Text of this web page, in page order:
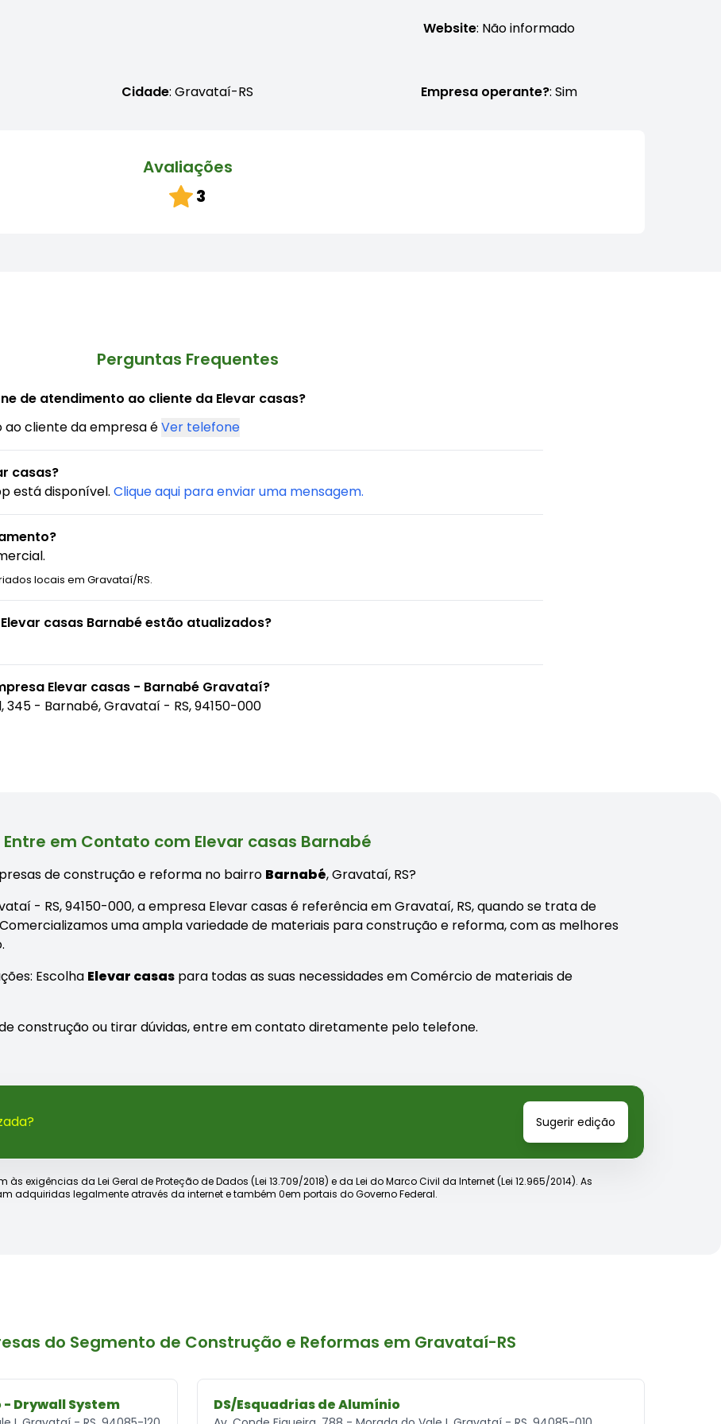
Website: Não informado
Cidade: Gravataí-RS Empresa operante?: Sim
Avaliações
3
Perguntas Frequentes
de atendimento ao cliente da Elevar casas?
cliente da empresa éVer telefone
casas?
está disponível. Clique aqui para enviar uma mensagem.
locais em Gravataí/RS.
casas Barnabé estão atualizados?
Elevar casas - Barnabé Gravataí?
345 - Barnabé, Gravataí - RS, 94150-000
Entre em Contato com Elevar casas Barnabé
de construção e reforma no bairro Barnabé, Gravataí, RS?
- RS, 94150-000, a empresa Elevar casas é referência em Gravataí, RS, quando se trata de
uma ampla variedade de materiais para construção e reforma, com as melhores
Escolha Elevar casas para todas as suas necessidades em Comércio de materiais de
construção ou tirar dúvidas, entre em contato diretamente pelo telefone.
Sugerir edição
exigências da Lei Geral de Proteção de Dados (Lei 13.709/2018) e da Lei do Marco Civil da Internet (Lei 12.965/2014). As
adquiridas legalmente através da internet e também 0em portais do Governo Federal.
do Segmento de Construção e Reformas em Gravataí-RS
Drywall System DS/Esquadrias de Alumínio